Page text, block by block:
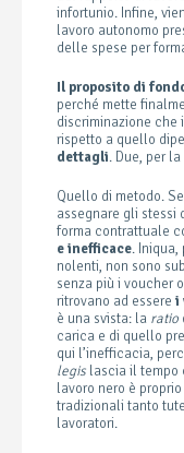
infortunio. Infine,
lavoro autonomo
delle spese per
Il proposito di
perché mette
discriminazione che
rispetto a quello
dettagli. Due, per
Quello di metodo.
assegnare gli stessi
forma contrattuale
e inefficace.
nolenti, non sono
senza più i voucher
ritrovano ad esserei
è una svista: la ratio
carica e di quello
qui l’inefficacia,
legis lascia il tempo
lavoro nero è proprio
tradizionali tanto
lavoratori.